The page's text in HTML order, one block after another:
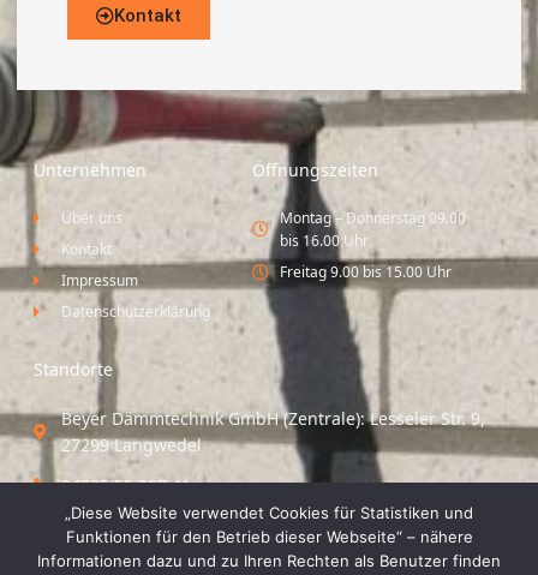
Kontakt
Unternehmen
Über uns
Kontakt
Impressum
Datenschutzerklärung
Öffnungszeiten
Montag – Donnerstag 09.00
bis 16.00 Uhr
Freitag 9.00 bis 15.00 Uhr
Standorte
Beyer Dämmtechnik GmbH (Zentrale): Lesseler Str. 9,
27299 Langwedel
04235 55 297 41
Standort Vechta / Minden: Osloer Straße 21 49377
Vechta
„Diese Website verwendet Cookies für Statistiken und
Funktionen für den Betrieb dieser Webseite“ – nähere
Informationen dazu und zu Ihren Rechten als Benutzer finden